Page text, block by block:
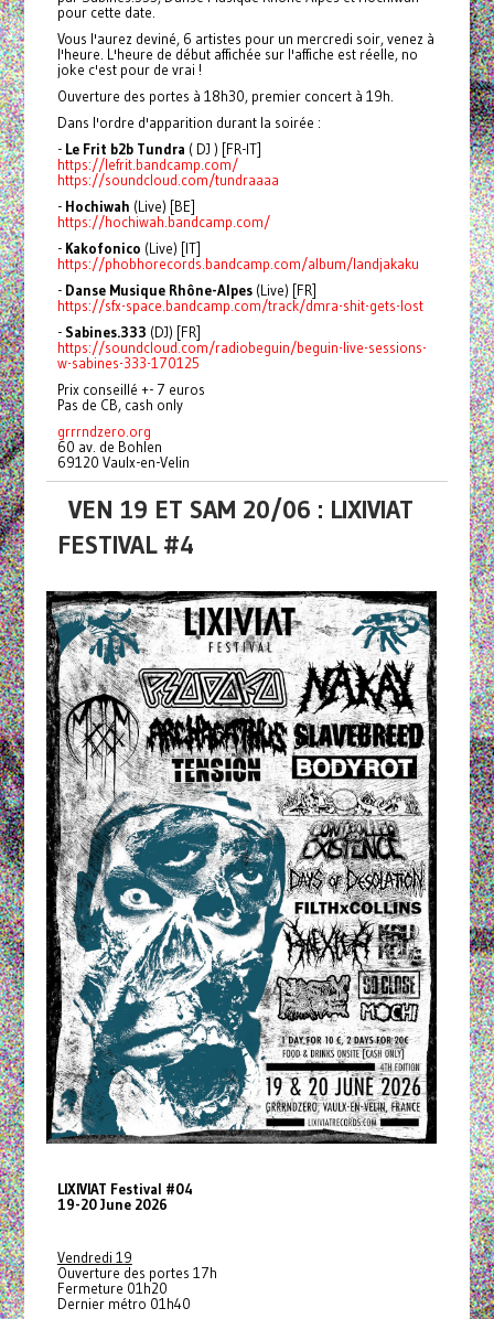
pour cette date.
Vous l'aurez deviné, 6 artistes pour un mercredi soir, venez à
l'heure. L'heure de début affichée sur l'affiche est réelle, no
joke c'est pour de vrai !
Ouverture des portes à 18h30, premier concert à 19h.
Dans l'ordre d'apparition durant la soirée :
- Le Frit b2b Tundra ( DJ ) [FR-IT]
https://lefrit.bandcamp.com/
https://soundcloud.com/tundraaaa
- Hochiwah (Live) [BE]
https://hochiwah.bandcamp.com/
-Kakofonico (Live) [IT]
https://phobhorecords.bandcamp.com/album/landjakaku
- Danse Musique Rhône-Alpes(Live) [FR]
https://sfx-space.bandcamp.com/track/dmra-shit-gets-lost
- Sabines.333 (DJ) [FR]
https://soundcloud.com/radiobeguin/beguin-live-sessions-
w-sabines-333-170125
Prix conseillé +- 7 euros
Pas de CB, cash only
grrrndzero.org
60 av. de Bohlen
69120 Vaulx-en-Velin
VEN 19 ET SAM 20/06 : LIXIVIAT
FESTIVAL #4
LIXIVIAT Festival #04
19-20 June 2026
Vendredi 19
Ouverture des portes 17h
Fermeture 01h20
Dernier métro 01h40